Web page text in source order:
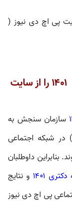
پی اچ دی نیوز (
چطور اخبار اعلام نتایج دکتری سنجش ۱۴۰۱ را از سایت
سازمان سنجش به
غیر از سایت پی اچ دی نیوز (PhdNews.ir) در شبکه اجتماعی
بنابراین داوطلبان
۱۴۰۱
و نتایج
صفحات اجتماعی پی اچ دی نیوز